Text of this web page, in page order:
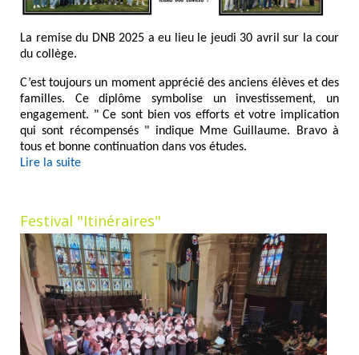
La remise du DNB 2025 a eu lieu le jeudi 30 avril sur la cour
du collège.
C’est toujours un moment apprécié des anciens élèves et des
familles. Ce diplôme symbolise un investissement, un
engagement. " Ce sont bien vos efforts et votre implication
qui sont récompensés " indique Mme Guillaume. Bravo à
tous et bonne continuation dans vos études.
Lire la suite
Festival "Itinéraires"